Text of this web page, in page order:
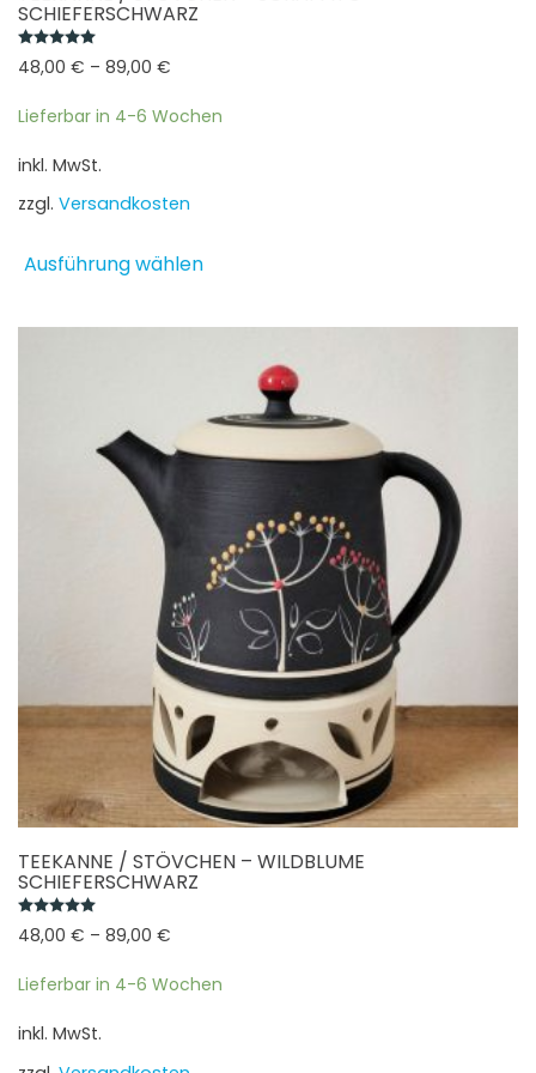
SCHIEFERSCHWARZ
48,00 € – 89,00 €
Lieferbar in 4-6 Wochen
inkl. MwSt.
zzgl. Versandkosten
Ausführung wählen
mehrere
Die
können
auf
Produktseite
gewählt
werden
TEEKANNE / STÖVCHEN – WILDBLUME
SCHIEFERSCHWARZ
48,00 € – 89,00 €
Lieferbar in 4-6 Wochen
inkl. MwSt.